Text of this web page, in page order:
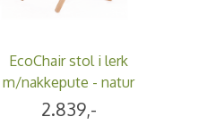
EcoChair stol i lerk
m/nakkepute - natur
2.839,-